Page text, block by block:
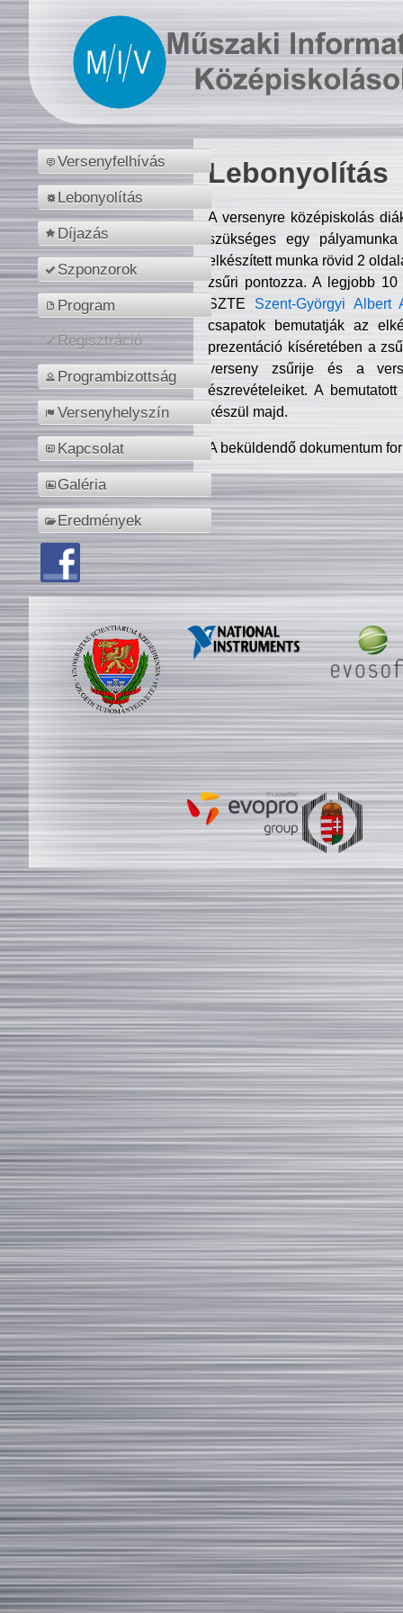
Versenyfelhívás
Lebonyolítás
Díjazás
Szponzorok
Program
Regisztráció
Programbizottság
Versenyhelyszín
Kapcsolat
Galéria
Eredmények
Lebonyolítás
A versenyre középiskolás
szükséges egy
elkészített munka rövid 2
zsűri pontozza. A legjobb
SZTE Szent-Györgyi Albert
csapatok bemutatják az
prezentáció kíséretében a
verseny zsűrije és a
észrevételeiket. A
készül majd.
A beküldendő dokumentum